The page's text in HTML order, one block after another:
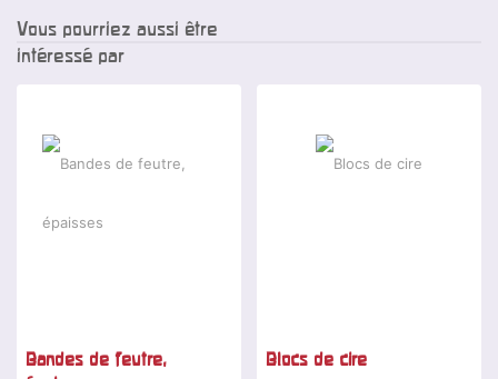
Vous pourriez aussi être
intéressé par
Bandes de feutre,
Blocs de cire